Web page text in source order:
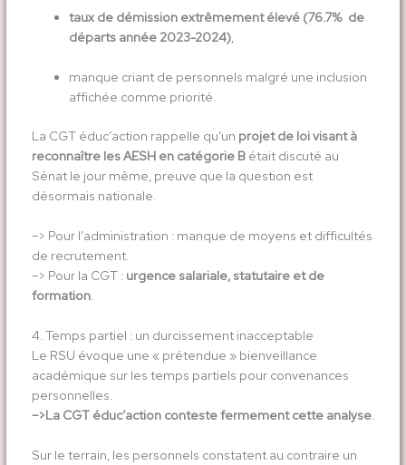
taux de démission extrêmement élevé (76.7% de
départs année 2023-2024),
manque criant de personnels malgré une inclusion
affichée comme priorité.
La CGT éduc’action rappelle qu’un projet de loi visant à
reconnaître les AESH en catégorie Bétait discuté au
Sénat le jour même, preuve que la question est
désormais nationale.
–> Pour l’administration : manque de moyens et difficultés
de recrutement.
–> Pour la CGT : urgence salariale, statutaire et de
formation.
4. Temps partiel : un durcissement inacceptable
Le RSU évoque une « prétendue » bienveillance
académique sur les temps partiels pour convenances
personnelles.
–>La CGT éduc’action conteste fermement cette analyse.
Sur le terrain, les personnels constatent au contraire un